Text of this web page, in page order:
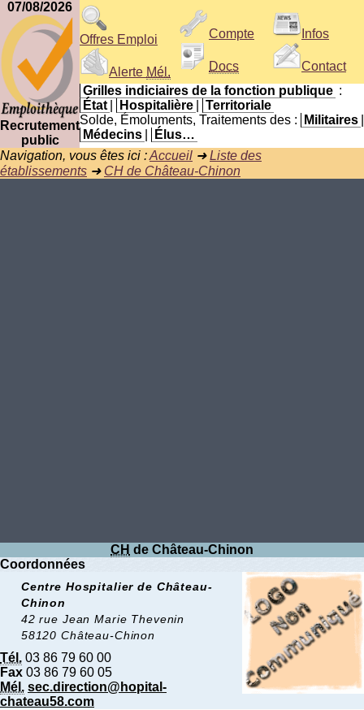
07/08/2026
Recrutement
public
Offres Emploi
Alerte Mél.
Compte
Docs
Infos
Contact
Grilles indiciaires de la fonction publique :
État
Hospitalière
Territoriale
Solde, Émoluments, Traitements des :
Militaires
Médecins
Élus…
Navigation, vous êtes ici :Accueil ➜Liste des
établissements ➜ CH de Château-Chinon
CH de Château-Chinon
Coordonnées
Centre Hospitalier de Château-
Chinon
42 rue Jean Marie Thevenin
58120 Château-Chinon
Tél. 03 86 79 60 00
Fax 03 86 79 60 05
Mél. sec.direction@hopital-
chateau58.com